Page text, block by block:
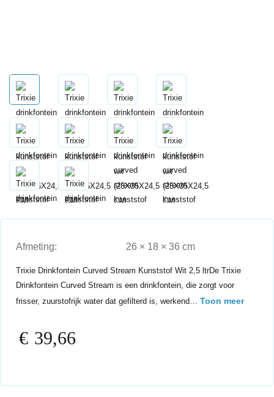
Afmeting: 26 × 18 × 36 cm
Trixie Drinkfontein Curved Stream Kunststof Wit 2,5 ltrDe Trixie
Drinkfontein Curved Stream is een drinkfontein, die zorgt voor
frisser, zuurstofrijk water dat gefilterd is, werkend… Toon meer
€ 39,66